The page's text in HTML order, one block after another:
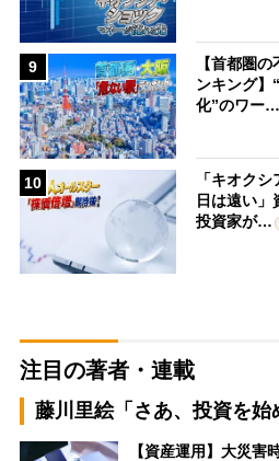
9
【首都圏
ンキング】
化”のワー…
10
「キオク
日は遠い
投資家が…
注目の著者・連載
藤川里絵「さあ、投資を始
【資産運用】大災害